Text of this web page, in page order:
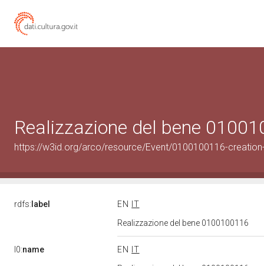
Realizzazione del bene
https://w3id.org/arco/resource/Event/0100100116-
rdfs: label EN
IT
Realizzazione del bene 0100100116
l0:name EN
IT